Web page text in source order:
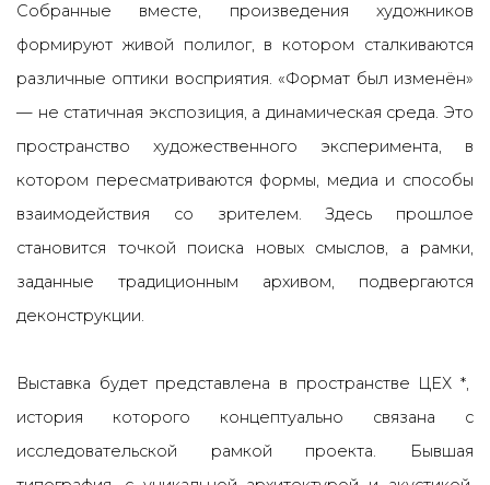
Собранные вместе, произведения художников
формируют живой полилог, в котором сталкиваются
различные оптики восприятия. «Формат был изменён»
— не статичная экспозиция, а динамическая среда. Это
пространство художественного эксперимента, в
котором пересматриваются формы, медиа и способы
взаимодействия со зрителем. Здесь прошлое
становится точкой поиска новых смыслов, а рамки,
заданные традиционным архивом, подвергаются
деконструкции.
Выставка будет представлена в пространстве ЦЕХ *,
история которого концептуально связана с
исследовательской рамкой проекта. Бывшая